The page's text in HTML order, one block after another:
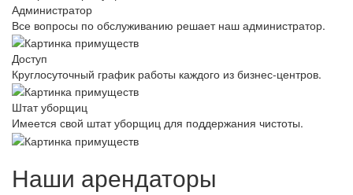
Администратор
Все вопросы по обслуживанию решает наш администратор.
Доступ
Круглосуточный график работы каждого из бизнес-центров.
Штат уборщиц
Имеется свой штат уборщиц для поддержания чистоты.
Наши арендаторы